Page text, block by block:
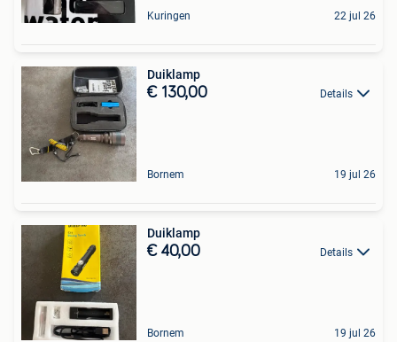
Kuringen 22 jul 26
Duiklamp
€ 130,00 Details
Bornem 19 jul 26
Duiklamp
€ 40,00 Details
Bornem 19 jul 26